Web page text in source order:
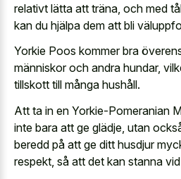
relativt lätta att träna, och med
kan du hjälpa dem att bli
Yorkie Poos kommer bra
människor och andra hundar,
tillskott till många hushåll.
Att ta in en Yorkie-Pomeranian
inte bara att ge glädje, utan
beredd på att ge ditt husdjur
respekt, så att det kan stanna